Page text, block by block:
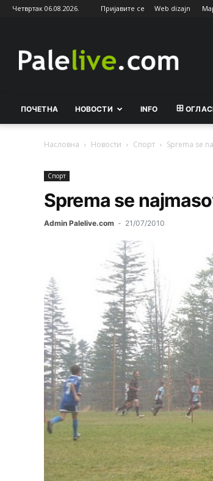
Четвртак 06.08.2026. Пријавите се Web dizajn
ПОЧЕТНА НОВОСТИ INFO
Насловна Новости Спорт Sprema se
Спорт
Sprema se
Admin Palelive.com - 21/07/2010